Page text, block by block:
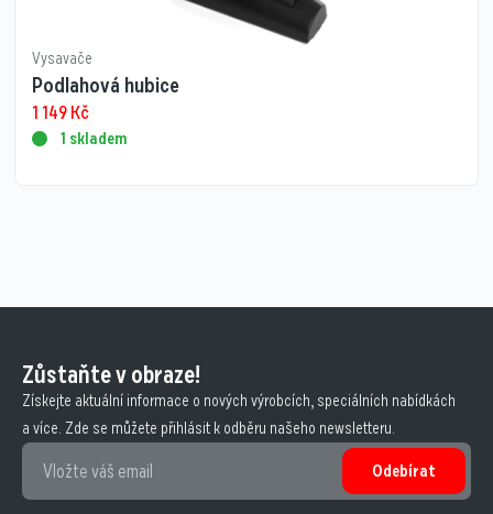
Vysavače
Podlahová hubice
1 149Kč
1 skladem
Zůstaňte v obraze!
Získejte aktuální informace o nových výrobcích, speciálních nabídkách
a více. Zde se můžete přihlásit k odběru našeho newsletteru.
Odebírat